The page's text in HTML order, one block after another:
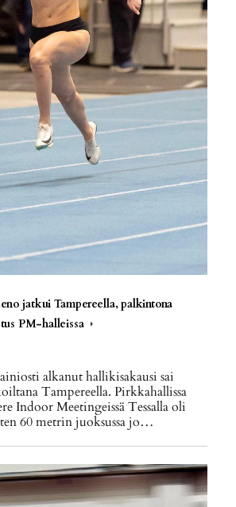
jatkui Tampereella, palkintona
PM-halleissa
alkanut hallikisakausi sai
Tampereella. Pirkkahallissa
Indoor Meetingeissä Tessalla oli
60 metrin juoksussa jo…